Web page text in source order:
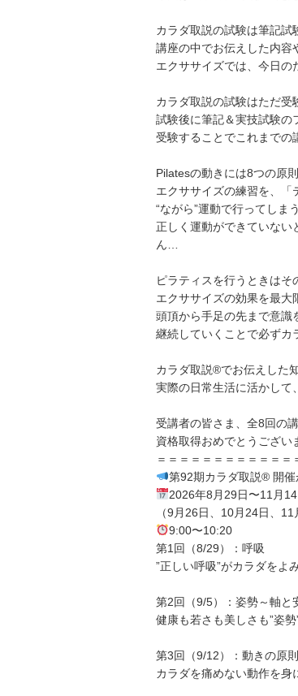
カラダ取説の試験は筆記試
講座の中でお伝えした内容
エクササイズでは、今日の
カラダ取説の試験はただ受
試験後に筆記＆実技試験の
受験することでこれまでの
Pilatesの動きには8つの原
エクササイズの練習を、「
“ながら”運動で行ってしま
正しく運動ができていない
ん…
ピラティスを行うときはそ
エクササイズの効果を最大
頭頂から手足の先まで意識
継続していくことで必ずカ
カラダ取説®でお伝えした
実際の日常生活に活かして
受講者の皆さま、全8回の
資格取得おめでとうござい
＝＝＝＝＝＝＝＝＝＝＝＝
第92期カラダ取説® 開催
2026年8月29日〜11月
（9月26日、10月24日、11
9:00〜10:20
第1回（8/29）：呼吸
”正しい呼吸”がカラダをよ
第2回（9/5）：姿勢～軸と
健康も若さも美しさも”姿勢
第3回（9/12）：動きの原則
カラダを痛めない動作を身